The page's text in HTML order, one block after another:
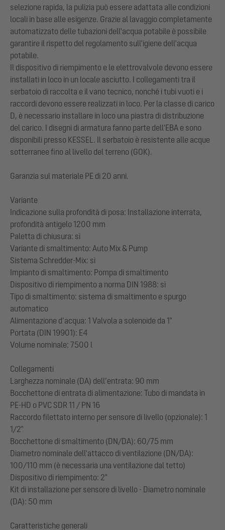
selezione rapida, la pulizia può essere adattata alle condizioni
locali in base alle esigenze. Grazie al lavaggio completamente
automatizzato delle tubazioni dell'acqua potabile è possibile
garantire il rispetto del regolamento sull'igiene dell'acqua
potabile.
Il dispositivo di riempimento e le elettrovalvole devono essere
installati in loco in un locale asciutto. I collegamenti tra il
serbatoio di raccolta e il vano tecnico, nonché i tubi vuoti e i
raccordi devono essere realizzati in loco. Per la classe di carico
D, è necessario installare in loco una piastra di distribuzione
del carico. I disegni di armatura fanno parte dell'EBA e sono
disponibili presso KESSEL. Il serbatoio è resistente alle acque
sotterranee fino al livello del terreno (GOK).
Garanzia sul materiale PE di 20 anni.
Variante
Indicazione sulla profondità di posa: Installazione interrata,
profondità antigelo 1200 mm
Paletta di chiusura: sì
Variante di smaltimento: Auto Mix & Pump
Sistema Schredder-Mix: sì
Impianto di smaltimento: Pompa di smaltimento
Dispositivo di riempimento a norma DIN 1988: sì
Tipo di smaltimento: sistema di smaltimento e spurgo
automatico
Alimentazione d’acqua: 1 Valvola a solenoide da 1"
Portata (DIN 19901): E4
Volume nominale: 7500 l
Collegamenti
Larghezza nominale (DA) dell’entrata: 90 mm
Bocchettone di entrata di alimentazione: Tubo di mandata in
PE-HD o PVC SDR 11 / PN 16
Raccordo filettato interno per sensore di livello (opzionale): 1
1/2"
Bocchettone di smaltimento (DN/DA): 60/75 mm
Diametro nominale dell'attacco di ventilazione (DN/DA):
100/110 mm (è necessaria una ventilazione dal tetto)
Dispositivo di riempimento: 2"
Kit di installazione per sensore di livello - Diametro nominale
(DA): 50 mm
Caratteristiche generali